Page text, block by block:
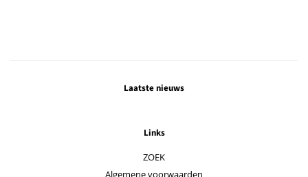
Laatste nieuws
Links
ZOEK
Algemene voorwaarden